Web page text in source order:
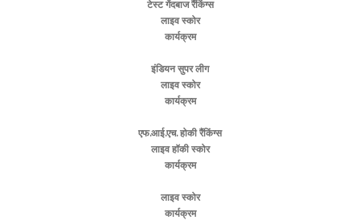
टेस्ट गेंदबाज रैंकिंग्स
लाइव स्कोर
कार्यक्रम
इंडियन सुपर लीग
लाइव स्कोर
कार्यक्रम
एफ.आई.एच. होकी रैंकिंग्स
लाइव हॉकी स्कोर
कार्यक्रम
लाइव स्कोर
कार्यक्रम